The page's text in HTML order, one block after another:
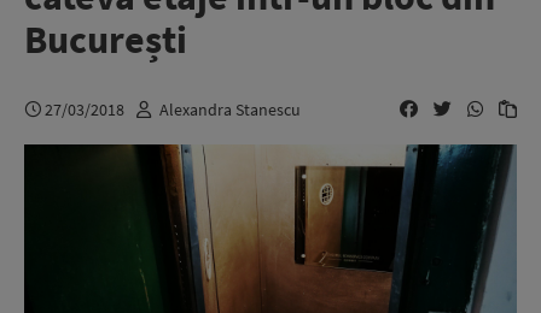
București
27/03/2018 Alexandra Stanescu